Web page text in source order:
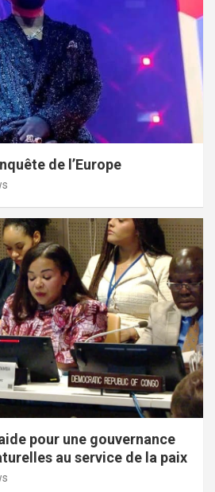
de l’Europe
pour une gouvernance
au service de la paix